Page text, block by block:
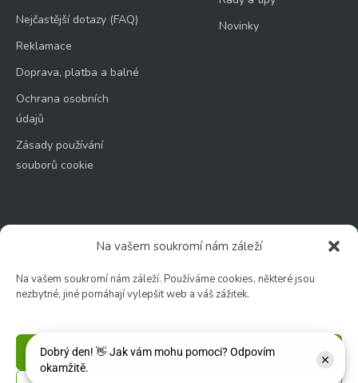
Na vašem soukromí nám záleží
Na vašem soukromí nám záleží. Používáme cookies, některé jsou
nezbytné, jiné pomáhají vylepšit web a váš zážitek.
Příjmout
Nejčastější dotazy (FAQ)
Reklamace
Doprava, platba a balné
Ochrana osobních
údajů
Zásady používání
souborů cookie
Novinky
🕑 Po – Čt: 9:00 – 17:00
🕑 Pá – So: 9:00 – 18:00